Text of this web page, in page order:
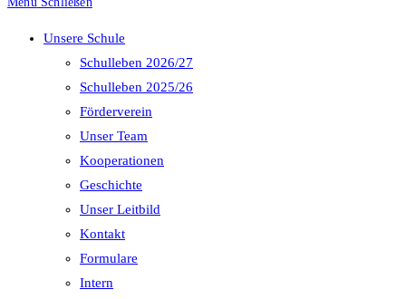
Unsere Schule
Schulleben 2026/27
Schulleben 2025/26
Förderverein
Unser Team
Kooperationen
Geschichte
Unser Leitbild
Kontakt
Formulare
Intern